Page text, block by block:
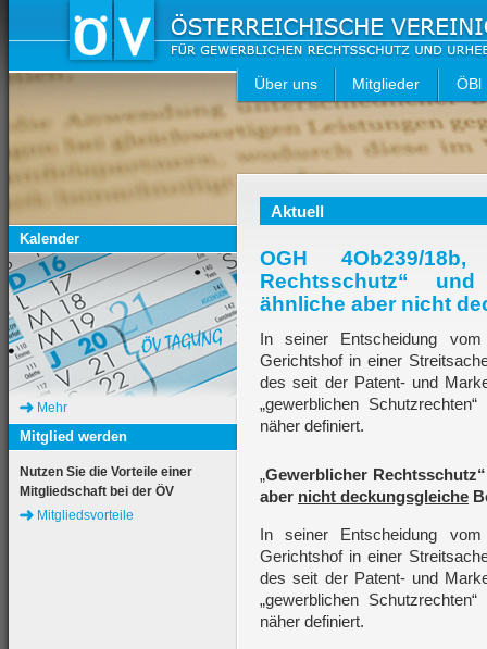
Über uns Mitglieder ÖBl
Aktuell
OGH 4Ob239/
Rechtsschutz“ und
ähnliche aber nicht
In seiner Entscheidung
Gerichtshof in einer
des seit der Patent- und
„gewerblichen
näher definiert.
„Gewerblicher
aber nicht deckungsgleiche
In seiner Entscheidung
Gerichtshof in einer
des seit der Patent- und
„gewerblichen
näher definiert.
Kalender
Mehr
Mitglied werden
Nutzen Sie die Vorteile einer
Mitgliedschaft bei der ÖV
Mitgliedsvorteile